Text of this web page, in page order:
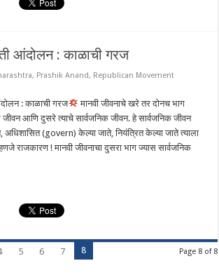
आंदोलन : काळाची गरज
, Prashik Anand, Republican Movement
: काळाची गरज
मानवी जीवनाचे खरे तर दोनच भाग
आणि दुसरे त्याचे सार्वजनिक जीवन. हे सार्वजनिक जीवन
अधिशासित (govern) केल्या जाते, नियंत्रित केल्या जाते त्याला
राजकारण ! मानवी जीवनाचा दुसरा भाग ज्यास सार्वजनिक
Page 8 of 8
5 6 7 8